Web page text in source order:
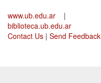
www.ub.edu.ar
|
biblioteca.ub.edu.ar
Contact Us | Send Feedback